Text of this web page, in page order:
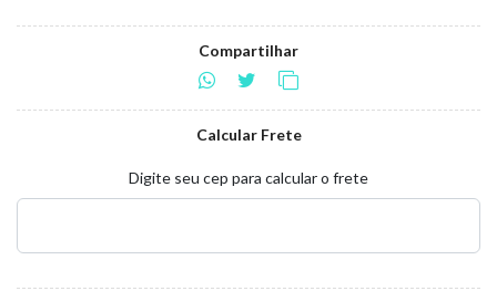
Compartilhar
Calcular Frete
Digite seu cep para calcular o frete